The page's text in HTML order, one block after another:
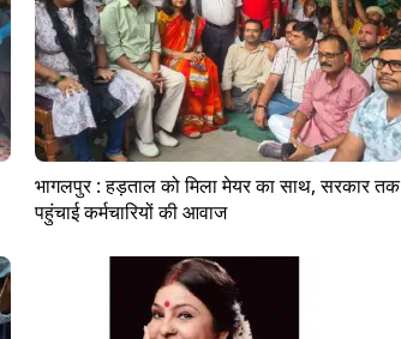
भागलपुर : हड़ताल को मिला मेयर का साथ, सरकार तक
पहुंचाई कर्मचारियों की आवाज